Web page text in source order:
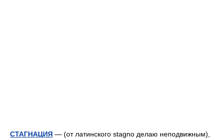
СТАГНАЦИЯ — (от латинского stagno делаю неподвижным),